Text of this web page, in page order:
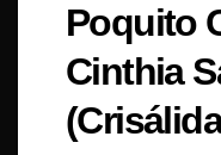
Poquito
Cinthia